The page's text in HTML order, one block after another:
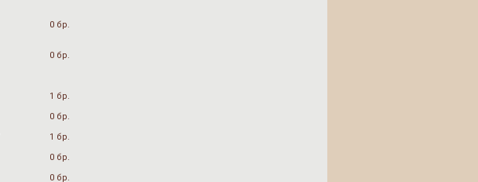
0 бр.
0 бр.
1 бр.
0 бр.
1 бр.
0 бр.
0 бр.